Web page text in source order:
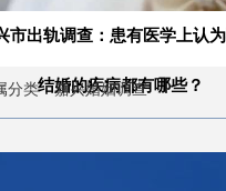
有医学上认为不应当
病都有哪些？
调查